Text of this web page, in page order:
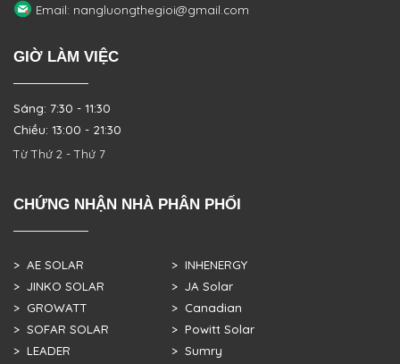
Email: nangluongthegioi@gmail.com
GIỜ LÀM VIỆC
Sáng: 7:30 - 11:30
Chiều: 13:00 - 21:30
Từ Thứ 2 - Thứ 7
CHỨNG NHẬN NHÀ PHÂN PHỐI
> AE SOLAR
> JINKO SOLAR
> GROWATT
> SOFAR SOLAR
> LEADER
> INHENERGY
> JA Solar
> Canadian
> Powitt Solar
> Sumry